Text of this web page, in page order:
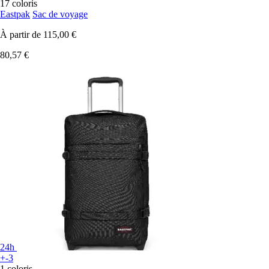
17 coloris
Eastpak Sac de voyage
À partir de 115,00 €
80,57 €
24h
+-3